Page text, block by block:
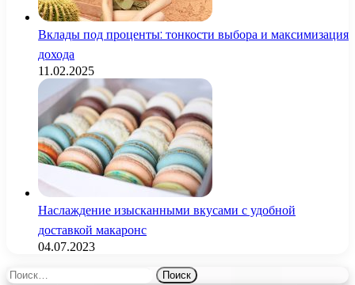
Вклады под проценты: тонкости выбора и максимизация
дохода
11.02.2025
Наслаждение изысканными вкусами с удобной
доставкой макаронс
04.07.2023
Найти: